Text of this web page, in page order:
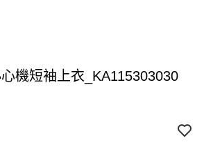
機短袖上衣_KA115303030